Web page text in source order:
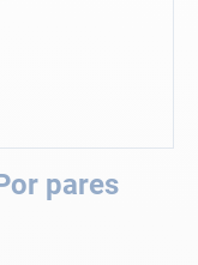
pares